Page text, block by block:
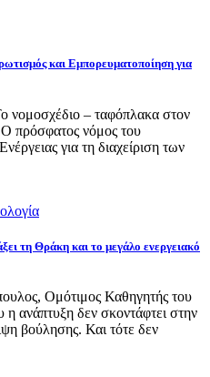
και Εμπορευματοποίηση για
νομοσχέδιο – ταφόπλακα στον
πρόσφατος νόμος του
για τη διαχείριση των
τη Θράκη και το μεγάλο ενεργειακό
Ομότιμος Καθηγητής του
δεν σκοντάφτει στην
βούλησης. Και τότε δεν